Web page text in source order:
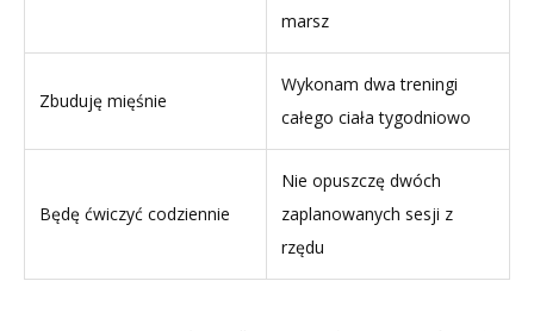
marsz
Zbuduję mięśnie
Wykonam dwa treningi
całego ciała tygodniowo
Będę ćwiczyć codziennie
Nie opuszczę dwóch
zaplanowanych sesji z
rzędu